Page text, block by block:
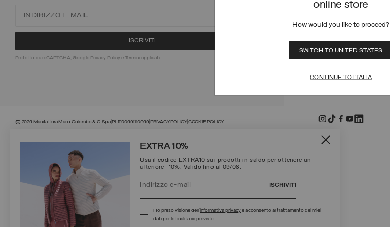
EXTRA 10%
Usa il codice EXTRA10 sui prodotti in saldo per ottenere un
ulteriore -10%. Valido fino al 09/08.
ISCRIVITI
Ho preso visione dell’informativa privacye acconsento al trattamento dei miei
dati per le finalità ivi previste.
online store
How would you like to proceed?
SWITCH TO UNITED STATES
CONTINUE TO ITALIA
Protetto da reCAPTCHA, Google Privacy Policy eTerminiapplicati.
+39 02 8295 8103
Lun - Ven / 9.00 - 18.00
SCRIVICI
© 2026 Manifattura Mario Colombo & C. Spa|P.I. IT00691110969 PRIVACY POLICYCOOKIE POLICY